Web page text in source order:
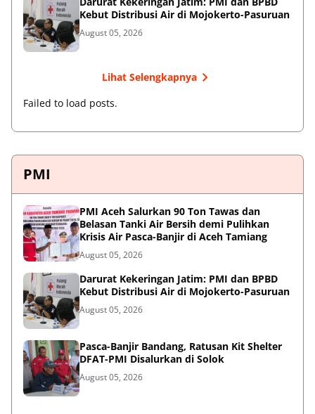
Kebut Distribusi Air di Mojokerto-Pasuruan
August 05, 2026
Lihat Selengkapnya
Failed to load posts.
PMI
PMI Aceh Salurkan 90 Ton Tawas dan
Belasan Tanki Air Bersih demi Pulihkan
Krisis Air Pasca-Banjir di Aceh Tamiang
August 05, 2026
Darurat Kekeringan Jatim: PMI dan BPBD
Kebut Distribusi Air di Mojokerto-Pasuruan
August 05, 2026
Pasca-Banjir Bandang, Ratusan Kit Shelter
DFAT-PMI Disalurkan di Solok
August 05, 2026